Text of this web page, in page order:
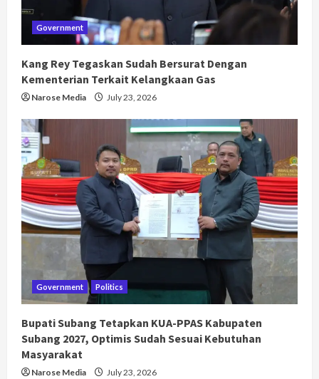
Government
Kang Rey Tegaskan Sudah Bersurat Dengan
Kementerian Terkait Kelangkaan Gas
Narose Media July 23, 2026
Government Politics
Bupati Subang Tetapkan KUA-PPAS Kabupaten
Subang 2027, Optimis Sudah Sesuai Kebutuhan
Masyarakat
Narose Media July 23, 2026